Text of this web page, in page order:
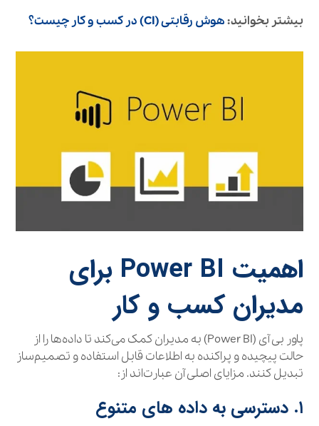
بیشتر بخوانید:هوش رقابتی (CI) در کسب‌ و کار چیست؟
اهمیت Power BI برای
مدیران کسب‌ و کار
پاور بی آی (Power BI) به مدیران کمک می‌کند تا داده‌ها را از
حالت پیچیده و پراکنده به اطلاعات قابل استفاده و تصمیم‌ساز
تبدیل کنند. مزایای اصلی آن عبارت‌اند از:
۱. دسترسی به داده‌ های متنوع